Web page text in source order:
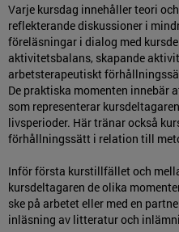
Varje kursdag innehåller teori
reflekterande diskussioner i
föreläsningar i dialog med
aktivitetsbalans, skapande
arbetsterapeutiskt
De praktiska momenten innebär
som representerar
livsperioder. Här tränar också
förhållningssätt i relation till
Inför första kurstillfället och
kursdeltagaren de olika
ske på arbetet eller med en
inläsning av litteratur och